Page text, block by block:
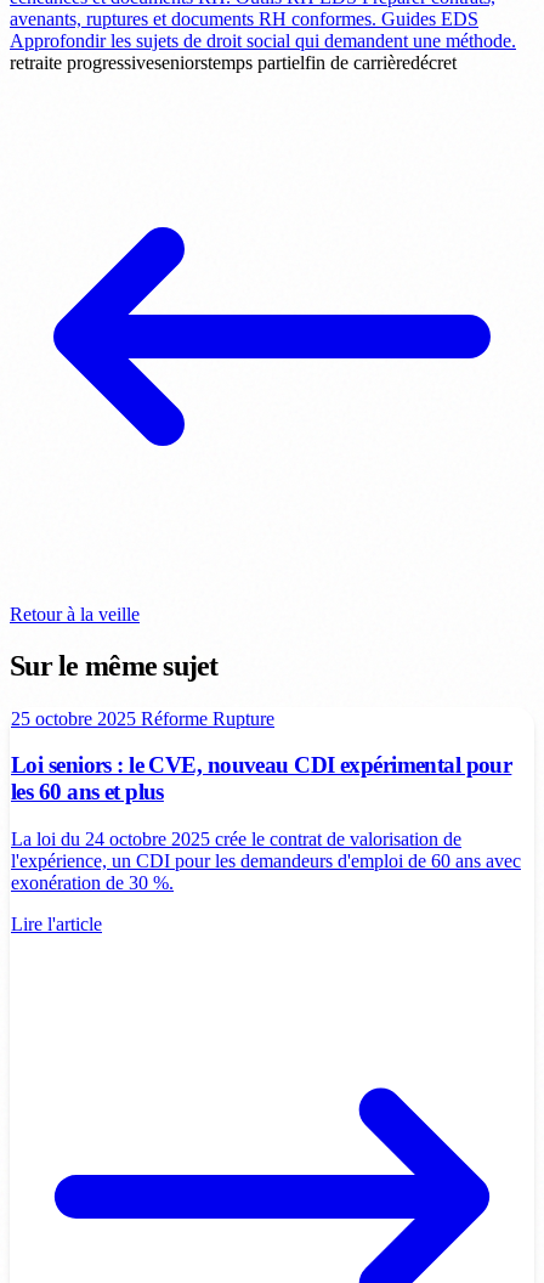
avenants, ruptures et documents RH conformes. Guides EDS
Approfondir les sujets de droit social qui demandent une méthode.
retraite progressiveseniorstemps partielfin de carrièredécret
Retour à la veille
Sur le même sujet
25 octobre 2025 Réforme Rupture
Loi seniors : le CVE, nouveau CDI expérimental pour
les 60 ans et plus
La loi du 24 octobre 2025 crée le contrat de valorisation de
l'expérience, un CDI pour les demandeurs d'emploi de 60 ans avec
exonération de 30 %.
Lire l'article